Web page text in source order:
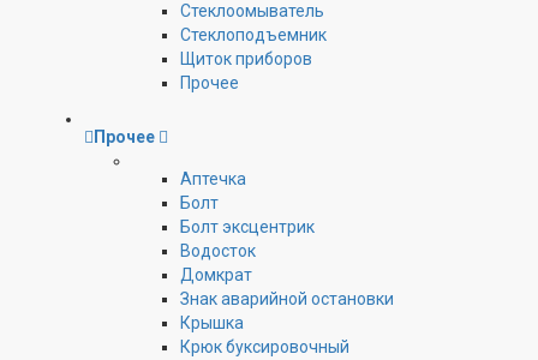
Стеклоомыватель
Стеклоподъемник
Щиток приборов
Прочее
Прочее
Аптечка
Болт
Болт эксцентрик
Водосток
Домкрат
Знак аварийной остановки
Крышка
Крюк буксировочный